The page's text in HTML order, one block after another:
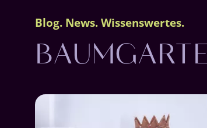
Blog. News. Wissenswertes.